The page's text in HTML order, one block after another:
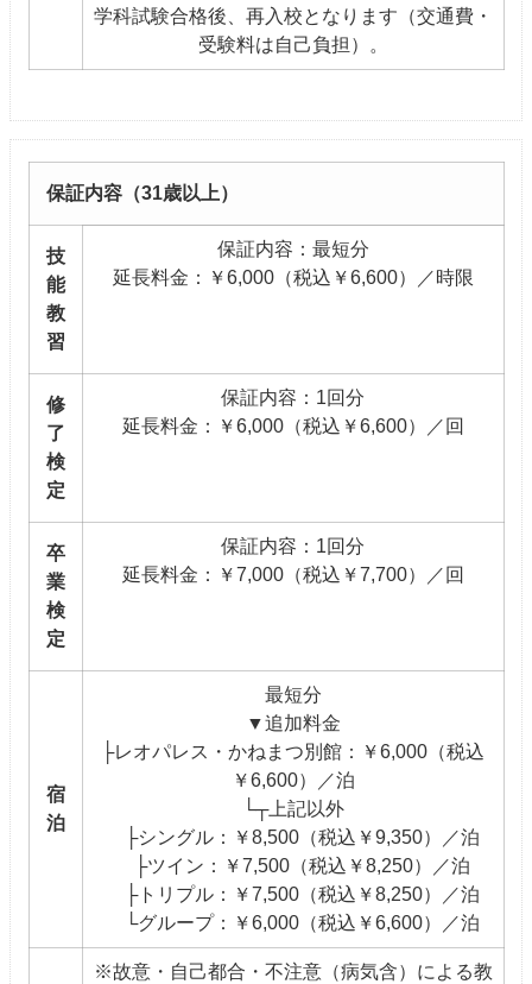
学科試験合格後、再入校となります（交通費・
受験料は自己負担）。
保証内容（31歳以上）
技
能
教
習
保証内容：最短分
延長料金：￥6,000（税込￥6,600）／時限
修
了
検
定
保証内容：1回分
延長料金：￥6,000（税込￥6,600）／回
卒
業
検
定
保証内容：1回分
延長料金：￥7,000（税込￥7,700）／回
宿
泊
最短分
▼追加料金
├レオパレス・かねまつ別館：￥6,000（税込
￥6,600）／泊
└┬上記以外
├シングル：￥8,500（税込￥9,350）／泊
├ツイン：￥7,500（税込￥8,250）／泊
├トリプル：￥7,500（税込￥8,250）／泊
└グループ：￥6,000（税込￥6,600）／泊
※故意・自己都合・不注意（病気含）による教